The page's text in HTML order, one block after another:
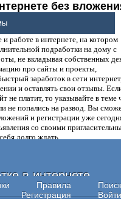
без
работе в интернете, на котором
подработки на дому с
не вкладывая собственных
про сайты и проекты,
заработок в сети
и оставлять свои отзывы.
не платит, то указывайте в теме
не попались на развод. Вы
и регистрации уже
со своими
долго ждать.
в интернете
Правила
Поиск
Регистрация
Войти